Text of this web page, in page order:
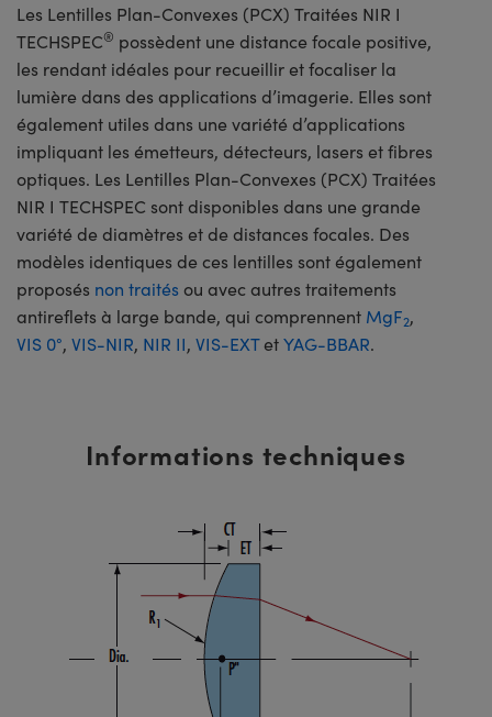
Les Lentilles Plan-Convexes (PCX) Traitées NIR I
TECHSPEC® possèdent une distance focale positive,
les rendant idéales pour recueillir et focaliser la
lumière dans des applications d’imagerie. Elles sont
également utiles dans une variété d’applications
impliquant les émetteurs, détecteurs, lasers et fibres
optiques. Les Lentilles Plan-Convexes (PCX) Traitées
NIR I TECHSPEC sont disponibles dans une grande
variété de diamètres et de distances focales. Des
modèles identiques de ces lentilles sont également
proposés non traités ou avec autres traitements
antireflets à large bande, qui comprennent MgF2,
VIS 0°, VIS-NIR, NIR II, VIS-EXTetYAG-BBAR.
Informations techniques